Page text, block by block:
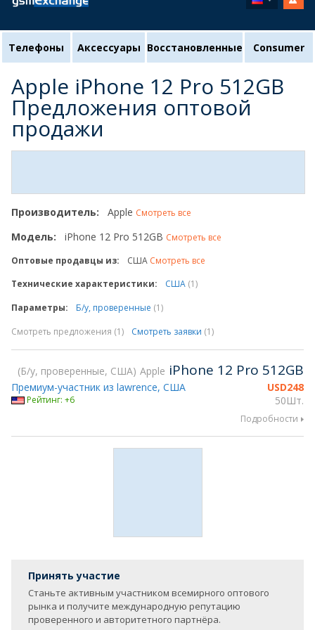
Телефоны Аксессуары Восстановленные Consumer
Apple iPhone 12 Pro 512GB
Предложения оптовой
продажи
Производитель: Apple Смотреть все
Модель: iPhone 12 Pro 512GB Смотреть все
Оптовые продавцы из:
США Смотреть все
Технические характеристики:
США (1)
Параметры:
Б/у, проверенные (1)
Смотреть предложения (1)
Смотреть заявки (1)
Б/у, проверенные, США Apple iPhone 12 Pro 512GB
USD248
50Шт.
Премиум-участник из lawrence, США
Рейтинг: +6
Подробности
Принять участие
Станьте активным участником всемирного оптового
рынка и получите международную репутацию
проверенного и авторитетного партнёра.